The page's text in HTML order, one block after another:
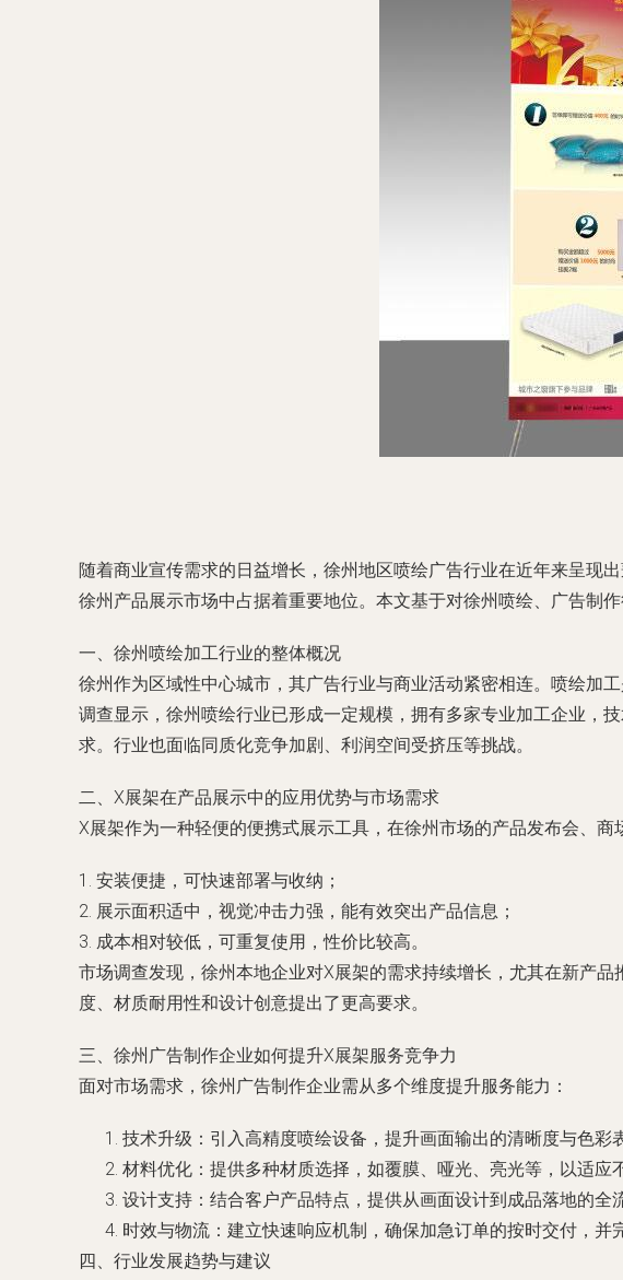
随着商业宣传需求的日益增长，徐州地区喷绘广告行业在近年来呈现
徐州产品展示市场中占据着重要地位。本文基于对徐州喷绘、广告制
一、徐州喷绘加工行业的整体概况
徐州作为区域性中心城市，其广告行业与商业活动紧密相连。喷绘加
调查显示，徐州喷绘行业已形成一定规模，拥有多家专业加工企业，
求。行业也面临同质化竞争加剧、利润空间受挤压等挑战。
二、X展架在产品展示中的应用优势与市场需求
X展架作为一种轻便的便携式展示工具，在徐州市场的产品发布会、
1. 安装便捷，可快速部署与收纳；
2. 展示面积适中，视觉冲击力强，能有效突出产品信息；
3. 成本相对较低，可重复使用，性价比较高。
市场调查发现，徐州本地企业对X展架的需求持续增长，尤其在新产
度、材质耐用性和设计创意提出了更高要求。
三、徐州广告制作企业如何提升X展架服务竞争力
面对市场需求，徐州广告制作企业需从多个维度提升服务能力：
技术升级：引入高精度喷绘设备，提升画面输出的清晰度与色彩
材料优化：提供多种材质选择，如覆膜、哑光、亮光等，以适应
设计支持：结合客户产品特点，提供从画面设计到成品落地的全
时效与物流：建立快速响应机制，确保加急订单的按时交付，并
四、行业发展趋势与建议